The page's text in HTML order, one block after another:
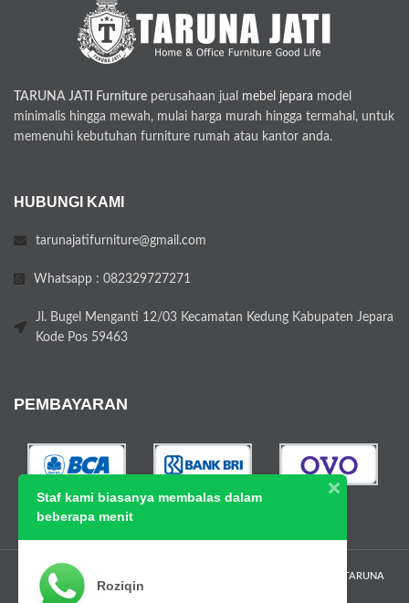
TARUNA JATI Furniture perusahaan jual mebel jepara model
minimalis hingga mewah, mulai harga murah hingga termahal, untuk
memenuhi kebutuhan furniture rumah atau kantor anda.
HUBUNGI KAMI
tarunajatifurniture@gmail.com
Whatsapp : 082329727271
Jl. Bugel Menganti 12/03 Kecamatan Kedung Kabupaten Jepara
Kode Pos 59463
PEMBAYARAN
TARUNAJATI.COM
PT. TARUNA
Staf kami biasanya membalas dalam
beberapa menit
Roziqin